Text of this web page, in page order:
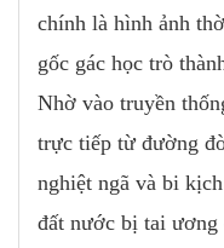
chính là hình ảnh
gốc gác học trò
Nhờ vào truyền
trực tiếp từ đường
nghiệt ngã và bi
đất nước bị tai